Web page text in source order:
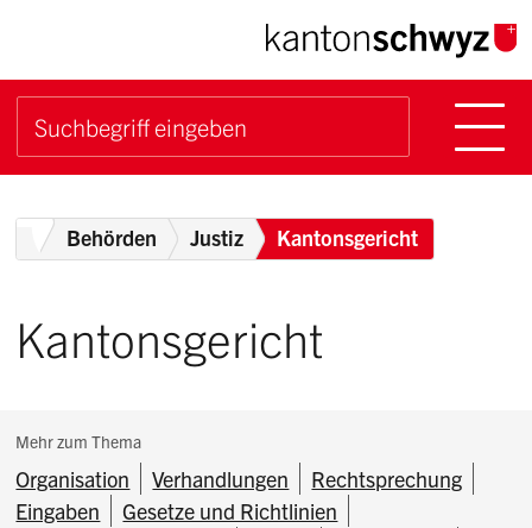
Navigieren im Kanton
Schnellnavigation
Suchbegriff
Breadcrumb
HomeBehörden Justiz Kantonsgericht
Subnavigation:
Mehr zum Thema
Organisation Verhandlungen
Rechtsprechung
Eingaben
Gesetze und Richtlinien
Kantonsgericht